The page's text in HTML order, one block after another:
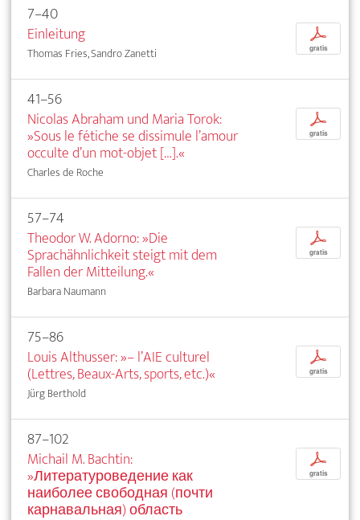
7–40
Einleitung
Thomas Fries, Sandro Zanetti
p
gratis
41–56
Nicolas Abraham und Maria Torok:
»Sous le fétiche se dissimule l’amour
occulte d’un mot-objet […].«
Charles de Roche
p
gratis
57–74
Theodor W. Adorno: »Die
Sprachähnlichkeit steigt mit dem
Fallen der Mitteilung.«
Barbara Naumann
p
gratis
75–86
Louis Althusser: »– l’AIE culturel
(Lettres, Beaux-Arts, sports, etc.)«
Jürg Berthold
p
gratis
87–102
Michail M. Bachtin:
»Литературоведение как
наиболее свободная (почти
карнавальная) область
p
gratis